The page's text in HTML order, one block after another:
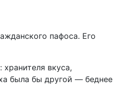
пафоса. Его
вкуса,
была бы другой — беднее